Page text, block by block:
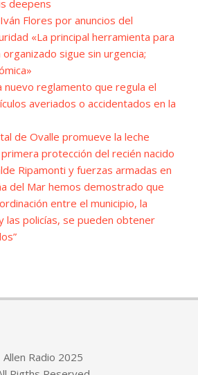
deepens
Flores por anuncios del
«La principal herramienta para
sigue sin urgencia;
nuevo reglamento que regula el
averiados o accidentados en la
de Ovalle promueve la leche
protección del recién nacido
Ripamonti y fuerzas armadas en
del Mar hemos demostrado que
entre el municipio, la
las policías, se pueden obtener
Allen Radio 2025